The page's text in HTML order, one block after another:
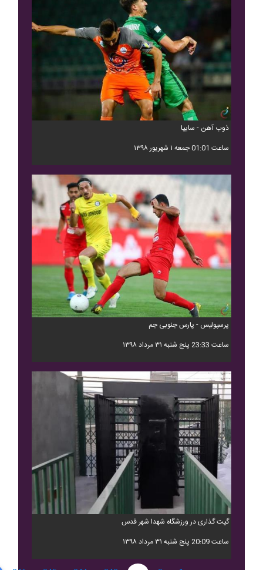
ذوب آهن - سايپا
ساعت 01:01 جمعه ۱ شهریور ۱۳۹۸
پرسپولیس - پارس جنوبی جم
ساعت 23:33 پنج شنبه ۳۱ مرداد ۱۳۹۸
گیت گذاری در ورزشگاه شهدا شهر قدس
ساعت 20:09 پنج شنبه ۳۱ مرداد ۱۳۹۸